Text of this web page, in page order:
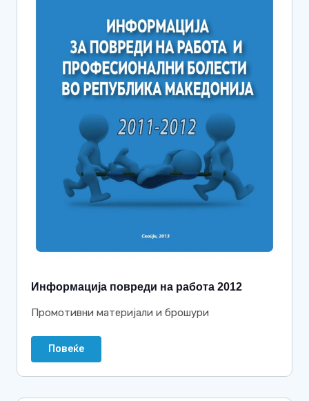
Информација повреди на работа 2012
Промотивни материјали и брошури
Повеќе